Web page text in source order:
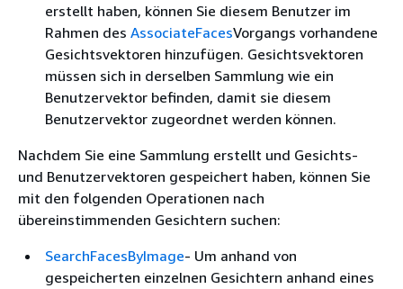
erstellt haben, können Sie diesem Benutzer im
Rahmen des AssociateFacesVorgangs vorhandene
Gesichtsvektoren hinzufügen. Gesichtsvektoren
müssen sich in derselben Sammlung wie ein
Benutzervektor befinden, damit sie diesem
Benutzervektor zugeordnet werden können.
Nachdem Sie eine Sammlung erstellt und Gesichts-
und Benutzervektoren gespeichert haben, können Sie
mit den folgenden Operationen nach
übereinstimmenden Gesichtern suchen:
SearchFacesByImage- Um anhand von
gespeicherten einzelnen Gesichtern anhand eines